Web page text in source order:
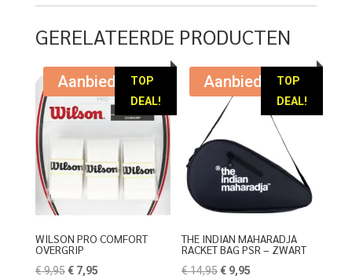
GERELATEERDE PRODUCTEN
TOP
DEAL!
Aanbieding!
WILSON PRO COMFORT
OVERGRIP
€9,95 Oorspronkelijke
€7,95Huidige
TOP
DEAL!
Aanbieding!
THE INDIAN MAHARADJA
RACKET BAG PSR – ZWART
€14,95Oorspronkelijke
€ 9,95